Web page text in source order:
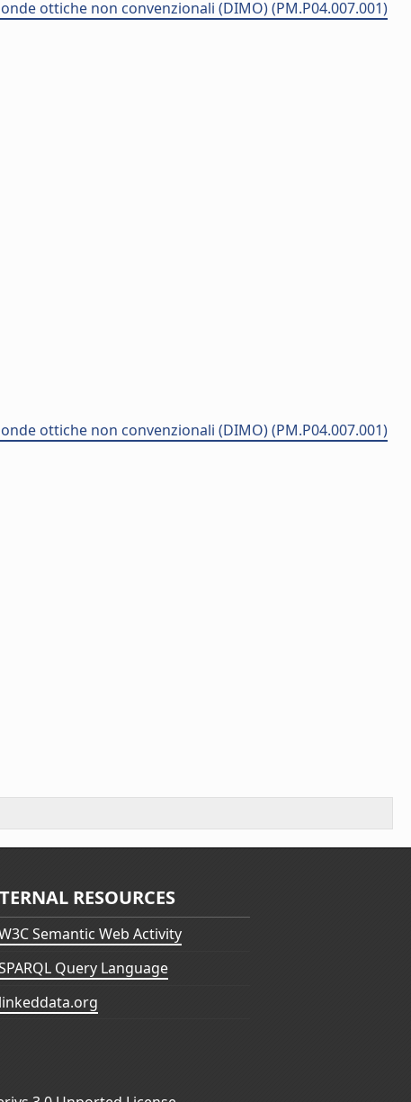
ottiche non convenzionali (DIMO) (PM.P04.007.001)
ottiche non convenzionali (DIMO) (PM.P04.007.001)
RESOURCES
Semantic Web Activity
Query Language
linkeddata.org